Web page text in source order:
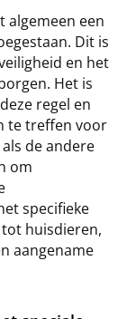
algemeen een
Dit is
en het
Het is
regel en
te treffen voor
de andere
om
specifieke
huisdieren,
aangename